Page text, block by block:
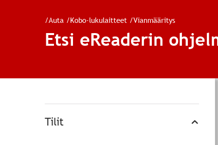
/Auta /Kobo-lukulaitteet /Vianmääritys
Etsi eReaderin
Tilit